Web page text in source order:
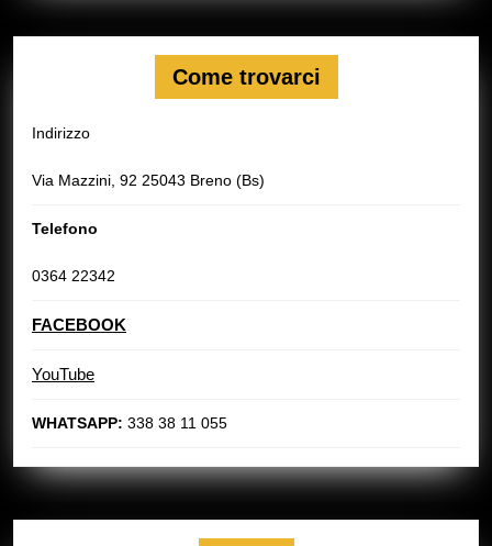
Come trovarci
Indirizzo
Via Mazzini, 92 25043 Breno (Bs)
Telefono
0364 22342
FACEBOOK
YouTube
WHATSAPP: 338 38 11 055